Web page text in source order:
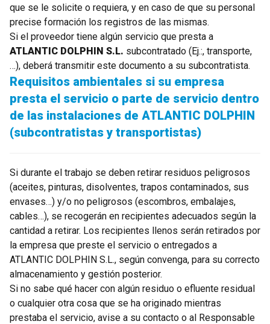
que se le solicite o requiera, y en caso de que su personal
precise formación los registros de las mismas.
Si el proveedor tiene algún servicio que presta a
ATLANTIC DOLPHIN S.L. subcontratado (Ej.:, transporte,
…), deberá transmitir este documento a su subcontratista.
Requisitos ambientales si su empresa
presta el servicio o parte de servicio dentro
de las instalaciones de ATLANTIC DOLPHIN
(subcontratistas y transportistas)
Si durante el trabajo se deben retirar residuos peligrosos
(aceites, pinturas, disolventes, trapos contaminados, sus
envases…) y/o no peligrosos (escombros, embalajes,
cables…), se recogerán en recipientes adecuados según la
cantidad a retirar. Los recipientes llenos serán retirados por
la empresa que preste el servicio o entregados a
ATLANTIC DOLPHIN S.L., según convenga, para su correcto
almacenamiento y gestión posterior.
Si no sabe qué hacer con algún residuo o efluente residual
o cualquier otra cosa que se ha originado mientras
prestaba el servicio, avise a su contacto o al Responsable